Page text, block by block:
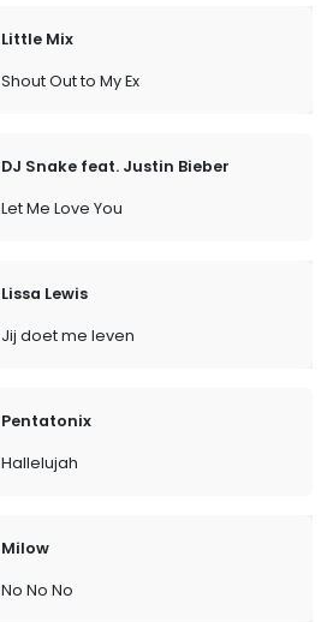
Little Mix
Shout Out to My Ex
DJ Snake feat. Justin Bieber
Let Me Love You
Lissa Lewis
Jij doet me leven
Pentatonix
Hallelujah
Milow
No No No